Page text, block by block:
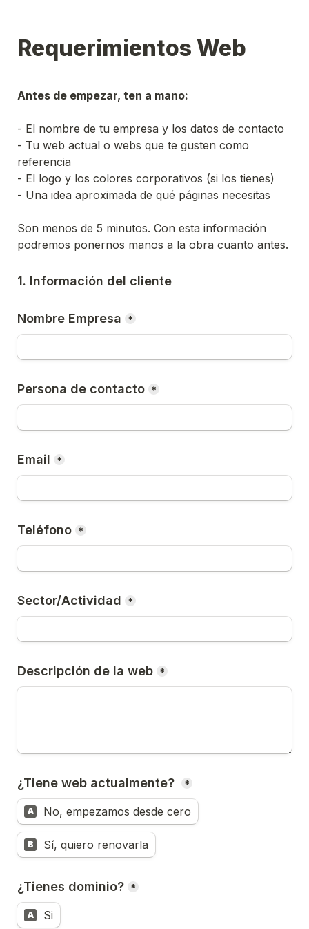
Requerimientos Web
Antes de empezar, ten a mano:
- El nombre de tu empresa y los datos de contacto
- Tu web actual o webs que te gusten como
referencia
- El logo y los colores corporativos (si los tienes)
- Una idea aproximada de qué páginas necesitas
Son menos de 5 minutos. Con esta información
podremos ponernos manos a la obra cuanto antes.
1. Información del cliente
Nombre Empresa *
Persona de contacto *
Email *
Teléfono *
Sector/Actividad *
Descripción de la web *
¿Tiene web actualmente? *
A No, empezamos desde cero
B Sí, quiero renovarla
¿Tienes dominio? *
A Si